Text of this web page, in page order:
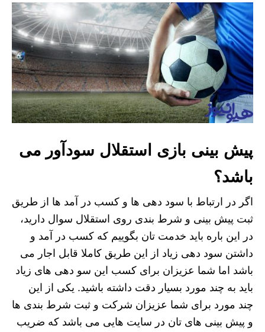
پیش بینی بازی استقلال سودآور می
باشد؟
اگر در ارتباط با سود دهی ها و کسب در آمد ها از طریق
ثبت پیش بینی و شرط بندی روی استقلال سوال دارید،
در این باره باید خدمت تان بگوییم که کسب در آمد و
داشتن سود دهی زیاد از این طریق کاملا قابل اجار می
باشد اما شما عزیزان برای کسب این سو دهی های زیاد
باید به چند مورد بسیار دقت داشته باشید. یکی از این
چند مورد برای شما عزیزان شرکت و ثبت شرط بندی ها
و پیش بینی های تان در سایت هایی می باشد که ضریب